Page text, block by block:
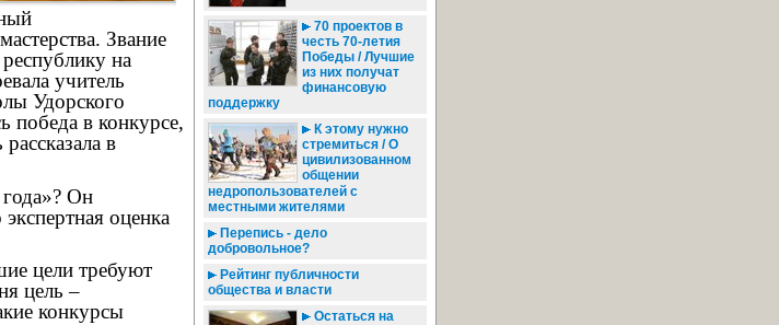
Звание
на
учитель
Удорского
победа в конкурсе,
в
Он
оценка
цели требуют
цель –
конкурсы
70 проектов в
честь 70-летия
Победы / Лучшие
из них получат
финансовую
поддержку
К этому нужно
стремиться / О
цивилизованном
общении
недропользователей с
местными жителями
Перепись - дело
добровольное?
Рейтинг публичности
общества и власти
Остаться на